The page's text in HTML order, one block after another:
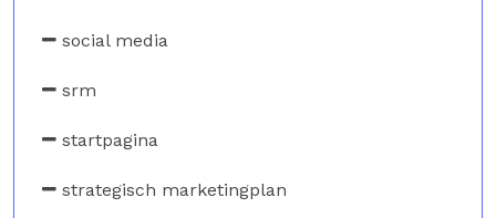
social media
srm
startpagina
strategisch marketingplan